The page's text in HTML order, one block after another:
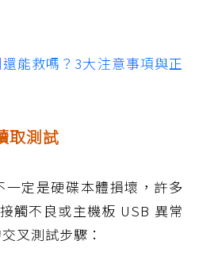
能救嗎？3大注意事項與正
取測試
定是硬碟本體損壞，許多
觸不良或主機板 USB 異常
叉測試步驟：